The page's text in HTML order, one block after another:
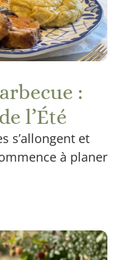
:
l’Été
s’allongent et
à planer